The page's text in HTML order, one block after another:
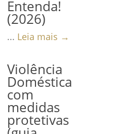
Entenda!
(2026)
... Leia mais →
Violência
Doméstica
com
medidas
protetivas